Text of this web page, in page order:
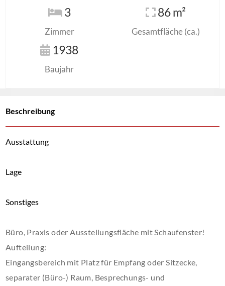
3
Zimmer
86 m²
Gesamtfläche (ca.)
1938
Baujahr
Beschreibung
Ausstattung
Lage
Sonstiges
Büro, Praxis oder Ausstellungsfläche mit Schaufenster!
Aufteilung:
Eingangsbereich mit Platz für Empfang oder Sitzecke,
separater (Büro-) Raum, Besprechungs- und